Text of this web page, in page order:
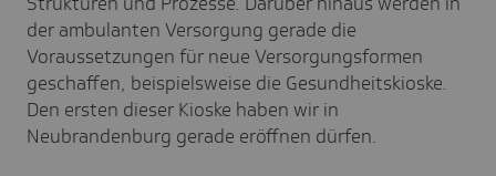
der ambulanten Versorgung gerade die
Voraussetzungen für neue Versorgungsformen
geschaffen, beispielsweise die Gesundheitskioske.
Den ersten dieser Kioske haben wir in
Neubrandenburg gerade eröffnen dürfen.